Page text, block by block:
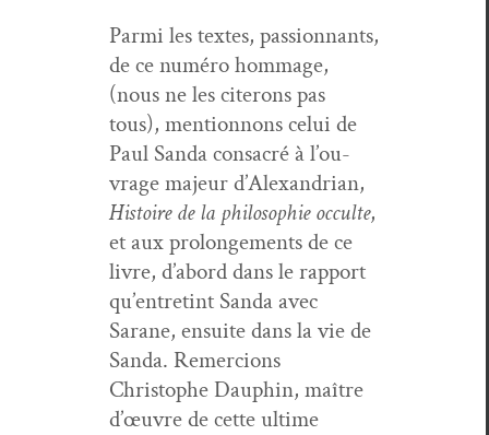
Par­mi les textes, pas­sion­nants,
de ce numéro hom­mage,
(nous ne les citerons pas
tous), men­tion­nons celui de
Paul San­da con­sacré à l’ou­
vrage majeur d’Alexan­dri­an,
His­toire de la philoso­phie occulte,
et aux pro­longe­ments de ce
livre, d’abord dans le rap­port
qu’en­tretint San­da avec
Sarane, ensuite dans la vie de
San­da. Remer­cions
Christophe Dauphin, maître
d’œu­vre de cette ultime